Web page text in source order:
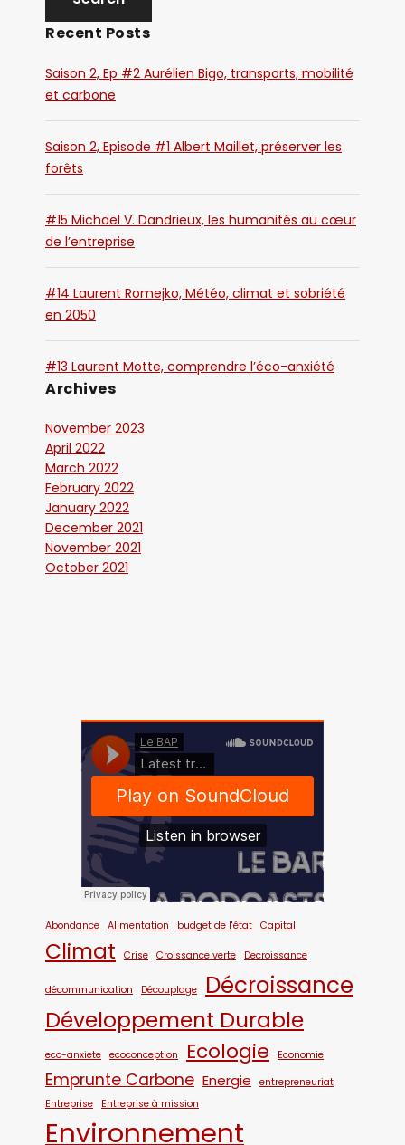
Recent Posts
Saison 2, Ep #2 Aurélien Bigo, transports, mobilité
et carbone
Saison 2, Episode #1 Albert Maillet, préserver les
forêts
#15 Michaël V. Dandrieux, les humanités au cœur
de l’entreprise
#14 Laurent Romejko, Météo, climat et sobriété
en 2050
#13 Laurent Motte, comprendre l’éco-anxiété
Archives
November 2023
April 2022
March 2022
February 2022
January 2022
December 2021
November 2021
October 2021
Abondance Alimentation budget de l'état Capital
Climat Crise Croissance verte Decroissance
décommunication Découplage Décroissance
Développement Durable
eco-anxiete ecoconception Ecologie Economie
Emprunte Carbone Energie
entrepreneuriat
Entreprise
Entreprise à mission
Environnement